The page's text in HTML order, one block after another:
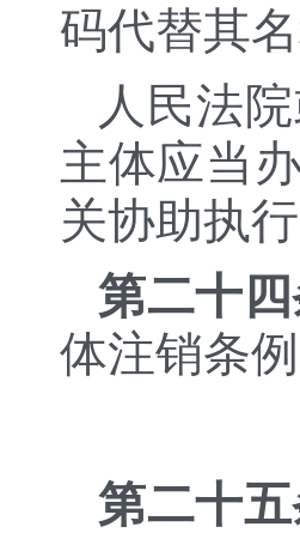
码代替其名
人民法
主体应当
关协助执
第二十
体注销条
第二十